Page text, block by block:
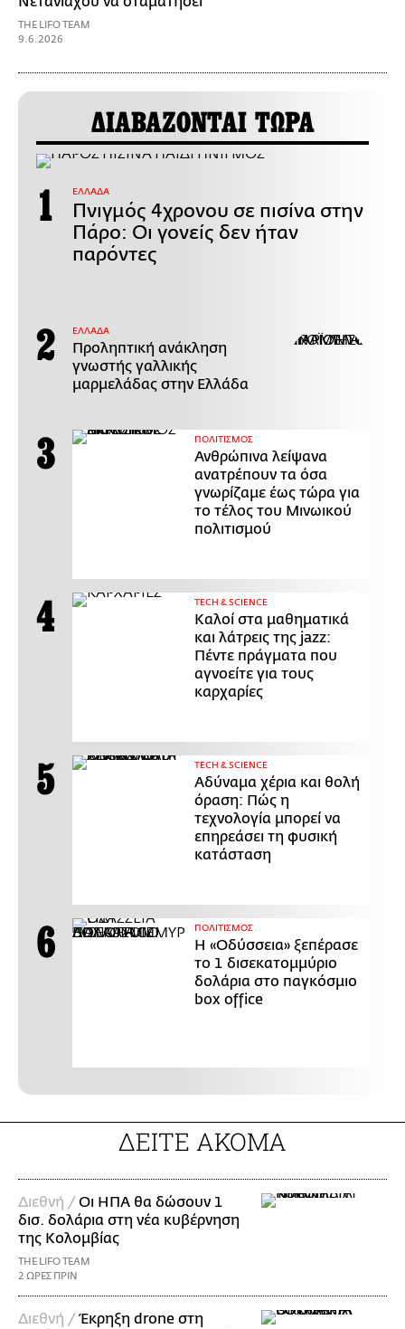
THE LIFO TEAM
9.6.2026
ΔΙΑΒΑΖΟΝΤΑΙ ΤΩΡΑ
ΕΛΛΑΔΑ
Πνιγμός 4χρονου σε πισίνα στην
Πάρο: Οι γονείς δεν ήταν
παρόντες
ΕΛΛΑΔΑ
Προληπτική ανάκληση
γνωστής γαλλικής
μαρμελάδας στην Ελλάδα
ΠΟΛΙΤΙΣΜΟΣ
Ανθρώπινα λείψανα
ανατρέπουν τα όσα
γνωρίζαμε έως τώρα για
το τέλος του Μινωικού
πολιτισμού
ΤECH & SCIENCE
Καλοί στα μαθηματικά
και λάτρεις της jazz:
Πέντε πράγματα που
αγνοείτε για τους
καρχαρίες
ΤECH & SCIENCE
Αδύναμα χέρια και θολή
όραση: Πώς η
τεχνολογία μπορεί να
επηρεάσει τη φυσική
κατάσταση
ΠΟΛΙΤΙΣΜΟΣ
Η «Οδύσσεια» ξεπέρασε
το 1 δισεκατομμύριο
δολάρια στο παγκόσμιο
box office
ΔΕΙΤΕ ΑΚΟΜΑ
Διεθνή /Οι ΗΠΑ θα δώσουν 1
δισ. δολάρια στη νέα κυβέρνηση
της Κολομβίας
THE LIFO TEAM
2 ΩΡΕΣ ΠΡΙΝ
Διεθνή /Έκρηξη drone στη